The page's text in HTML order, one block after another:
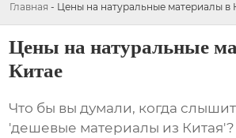
Главная - Цены на натуральные материалы в
Цены на натуральные
Китае
Что бы вы думали, когда
'дешевые материалы из